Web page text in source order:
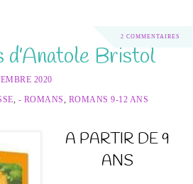
2 COMMENTAIRES
d’Anatole Bristol
2020
, - ROMANS, ROMANS 9-12 ANS
A PARTIR DE 9
ANS